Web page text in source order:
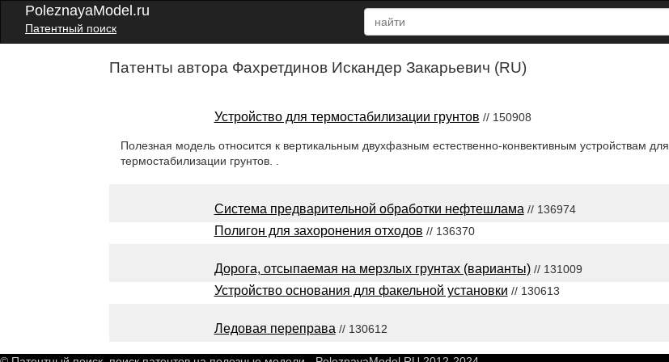
PoleznayaModel.ru
Патентный поиск
Патенты автора Фахретдинов Искандер Закарьевич (RU)
Устройство для термостабилизации грунтов // 150908
Полезная модель относится к вертикальным двухфазным естественно-конвективным устройствам для
термостабилизации грунтов. .
Система предварительной обработки нефтешлама // 136974
Полигон для захоронения отходов // 136370
Дорога, отсыпаемая на мерзлых грунтах (варианты)// 131009
Устройство основания для факельной установки // 130613
Ледовая переправа // 130612